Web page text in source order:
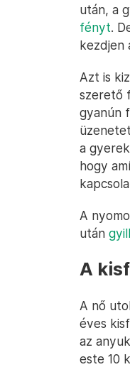
után, a
fényt.
kezdjen
Azt is
szerető
gyanún
a
hogy
A
után
A
A nő
éves
az
este 10